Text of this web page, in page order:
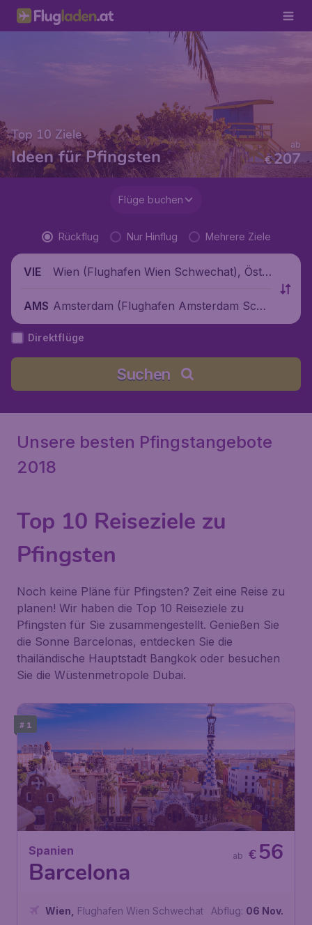
Top 10 Ziele
Ideen für Pfingsten €207
ab
Flüge buchen
Rückflug Nur Hinflug Mehrere Ziele
VIE
Wien (Flughafen Wien Schwechat), Öste
AMS Amsterdam (Flughafen Amsterdam Schi
phol), Niederlande
Direktflüge
Suchen
Unsere besten Pfingstangebote
2018
Top 10 Reiseziele zu
Pfingsten
Noch keine Pläne für Pfingsten? Zeit eine Reise zu
planen! Wir haben die Top 10 Reiseziele zu
Pfingsten für Sie zusammengestellt. Genießen Sie
die Sonne Barcelonas, entdecken Sie die
thailändische Hauptstadt Bangkok oder besuchen
Sie die Wüstenmetropole Dubai.
# 1
Spanien
Barcelona
€ 56
ab
Wien
Flughafen Wien Schwechat
Abflug: 06 Nov.